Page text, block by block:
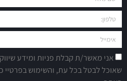
אני מאשר/ת קבלת פניות ומידע
שאוכל לבטל בכל עת, והשימוש בפרטיי